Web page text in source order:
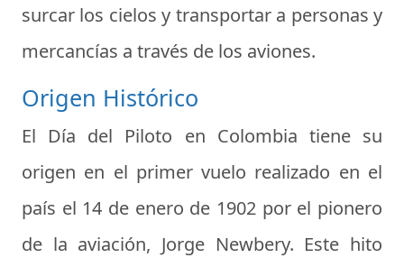
surcar los cielos y transportar a personas y
mercancías a través de los aviones.
Origen Histórico
El Día del Piloto en Colombia tiene su
origen en el primer vuelo realizado en el
país el 14 de enero de 1902 por el pionero
de la aviación, Jorge Newbery. Este hito